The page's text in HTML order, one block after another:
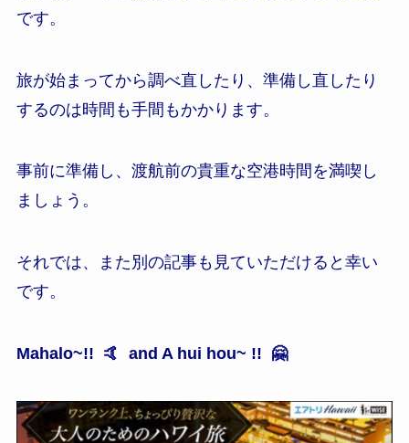
です。
旅が始まってから調べ直したり、準備し直したり
するのは時間も手間もかかります。
事前に準備し、渡航前の貴重な空港時間を満喫し
ましょう。
それでは、また別の記事も見ていただけると幸い
です。
Mahalo~!! 🤙 and A hui hou~ !! 🤗